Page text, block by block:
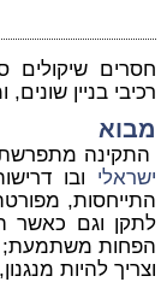
חסרים שיקולים
רכיבי בניין
מבוא
התקינה מתפרשת
ישראלי ובו
התייחסות,
לתקן וגם כאשר
הפחות משתמעת;
וצריך להיות